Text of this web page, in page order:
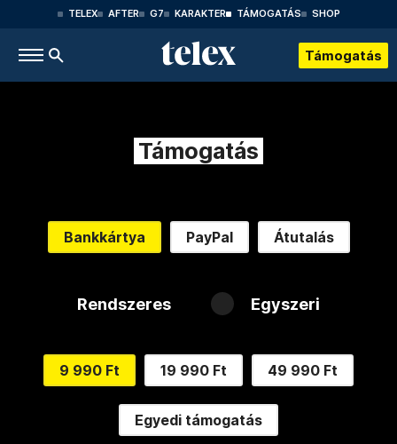
TELEX AFTER G7 KARAKTER TÁMOGATÁS SHOP
Támogatás
Támogatás
Bankkártya PayPal Átutalás
Rendszeres Egyszeri
9 990 Ft 19 990 Ft 49 990 Ft
Egyedi támogatás